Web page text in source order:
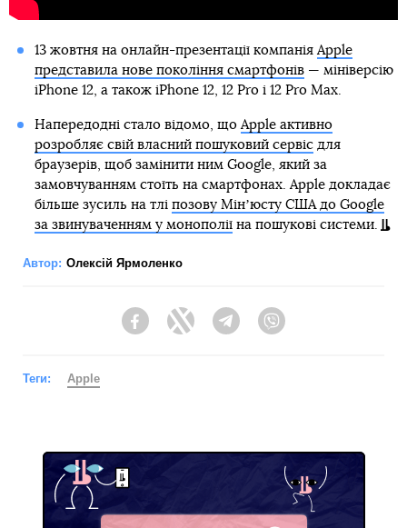
13 жовтня на онлайн-презентації компанія Apple
представила нове покоління смартфонів— мініверсію
iPhone 12, а також iPhone 12, 12 Pro і 12 Pro Max.
Напередодні стало відомо, що Apple активно
розробляє свій власний пошуковий сервісдля
браузерів, щоб замінити ним Google, який за
замовчуванням стоїть на смартфонах. Apple докладає
більше зусиль на тлі позову Мінʼюсту США до Google
за звинуваченням у монополіїна пошукові системи.
Автор: Олексій Ярмоленко
FacebookTwitter Telegram
Теги: Apple